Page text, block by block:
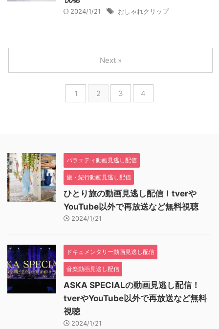
2024/1/21 おしゃれクリップ
1 2 3 4
Next »
バラエティ動画見逃し配信
旅・紀行動画見逃し配信
ひとり旅の動画見逃し配信！tverや
YouTube以外で再放送など無料視聴
2024/1/21
ドキュメンタリー動画見逃し配信
音楽動画見逃し配信
ASKA SPECIALの動画見逃し配信！
tverやYouTube以外で再放送など無料
視聴
2024/1/21